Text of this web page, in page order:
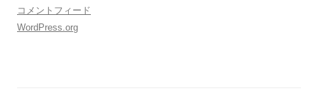
コメントフィード
WordPress.org